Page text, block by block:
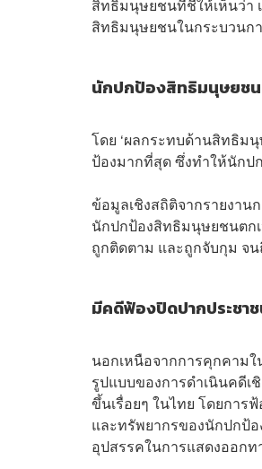
สิทธิมนุษยชนที่ชี้ให้เห็นว่า
สิทธิมนุษยชนในกระบวนก
นักปกป้องสิทธิมนุษยชน
โดย ‘ผลกระทบด้านสิทธิม
ป้องมากที่สุด ซึ่งทำให้นักป
ข้อมูลเชิงสถิติจากรายงาน
นักปกป้องสิทธิมนุษยชนตก
ถูกติดตาม และถูกจับกุม จ
มีคดีฟ้องปิดปากประชาช
นอกเหนือจากการคุกคาม
รูปแบบของการดำเนินคดีเ
ขึ้นเรื่อยๆ ในไทย โดยกา
และทรัพยากรของนักปกป้
อุปสรรคในการแสดงออกท